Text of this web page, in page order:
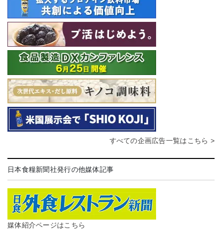
すべての企画広告一覧はこちら >
日本食糧新聞社発行の他媒体記事
媒体紹介ページはこちら